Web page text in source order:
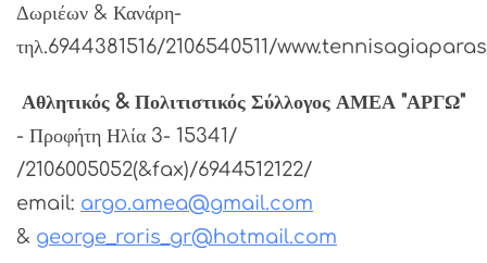
Δωριέων & Κανάρη-
τηλ.6944381516/2106540511/
Αθλητικός & Πολιτιστικός Σύλλογος ΑΜΕΑ "ΑΡΓΩ"
- Προφήτη Ηλία 3- 15341/
/2106005052(&fax)/6944512122/
email: argo.amea@gmail.com
& george_roris_gr@hotmail.com